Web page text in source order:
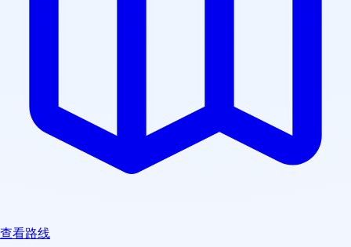
查看路线